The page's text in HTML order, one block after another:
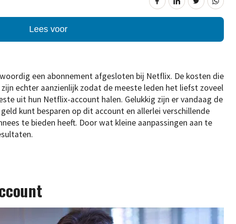
Lees voor
een abonnement afgesloten bij Netflix. De kosten die
echter aanzienlijk zodat de meeste leden het liefst zoveel
uit hun Netflix-account halen. Gelukkig zijn er vandaag de
kunt besparen op dit account en allerlei verschillende
te bieden heeft. Door wat kleine aanpassingen aan te